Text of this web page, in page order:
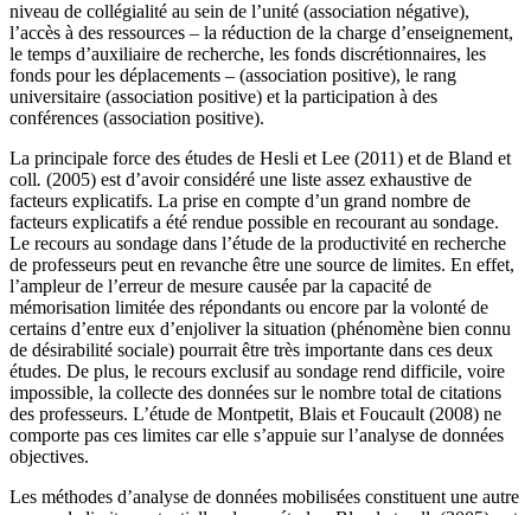
niveau de collégialité au sein de l’unité (association négative),
l’accès à des ressources – la réduction de la charge d’enseignement,
le temps d’auxiliaire de recherche, les fonds discrétionnaires, les
fonds pour les déplacements – (association positive), le rang
universitaire (association positive) et la participation à des
conférences (association positive).
La principale force des études de Hesli et Lee (2011) et de Bland et
coll. (2005) est d’avoir considéré une liste assez exhaustive de
facteurs explicatifs. La prise en compte d’un grand nombre de
facteurs explicatifs a été rendue possible en recourant au sondage.
Le recours au sondage dans l’étude de la productivité en recherche
de professeurs peut en revanche être une source de limites. En effet,
l’ampleur de l’erreur de mesure causée par la capacité de
mémorisation limitée des répondants ou encore par la volonté de
certains d’entre eux d’enjoliver la situation (phénomène bien connu
de désirabilité sociale) pourrait être très importante dans ces deux
études. De plus, le recours exclusif au sondage rend difficile, voire
impossible, la collecte des données sur le nombre total de citations
des professeurs. L’étude de Montpetit, Blais et Foucault (2008) ne
comporte pas ces limites car elle s’appuie sur l’analyse de données
objectives.
Les méthodes d’analyse de données mobilisées constituent une autre